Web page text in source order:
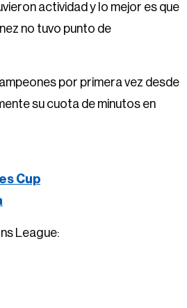
actividad y lo mejor es que
no tuvo punto de
por primera vez desde
su cuota de minutos en
Cup
League: